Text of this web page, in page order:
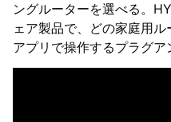
ングルーターを選べる。
ェア製品で、どの家庭用
アプリで操作するプラグア